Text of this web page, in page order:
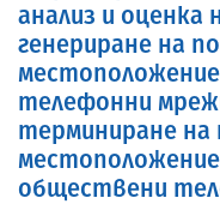
анализ и оценка
генериране на
телефонни
терминиране на
обществени